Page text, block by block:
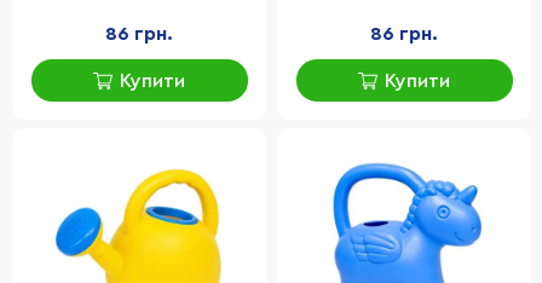
86 грн.
Купити
86 грн.
Купити